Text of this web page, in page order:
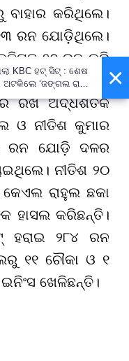
କରିଥିଲେ।
ରନ ଯୋଡ଼ିଥିଲେ।
୨୭ ରନ କରି
କେଏଲ ରାହୁଲ
ରଖି ଅର୍ଦ୍ଧଶତକ
ଓ ନୀତିଶ କୁମାର
ରନ ଯୋଡ଼ି ଦଳର
ନୀତିଶ ୨୦
ରାହୁଲ ଛକା
ହାସଲ କରିଛନ୍ତି।
ହରାଇ ୨୮୪ ରନ
୧୧ ଚୌକା ଓ ୧
ଖେଳିଛନ୍ତି।
×
KBC ହଟ୍ ସିଟ୍ : ଶେଷ
ଅଟକିଲେ ‘ଜଙ୍ଗଲ ରାଣୀ’